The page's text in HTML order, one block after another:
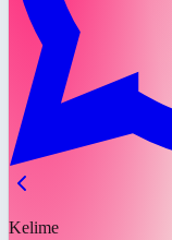
Kelime